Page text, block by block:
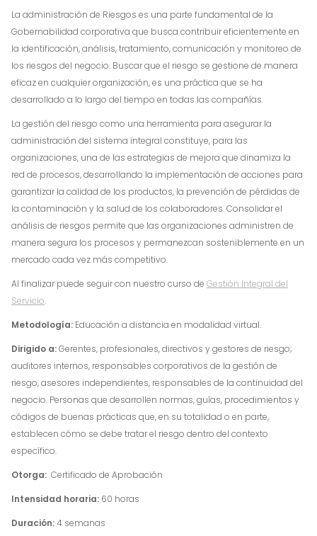
La administración de Riesgos es una parte fundamental de la
Gobernabilidad corporativa que busca contribuir eficientemente en
la identificación, análisis, tratamiento, comunicación y monitoreo de
los riesgos del negocio. Buscar que el riesgo se gestione de manera
eficaz en cualquier organización, es una práctica que se ha
desarrollado a lo largo del tiempo en todas las compañías.
La gestión del riesgo como una herramienta para asegurar la
administración del sistema integral constituye, para las
organizaciones, una de las estrategias de mejora que dinamiza la
red de procesos, desarrollando la implementación de acciones para
garantizar la calidad de los productos, la prevención de pérdidas de
la contaminación y la salud de los colaboradores. Consolidar el
análisis de riesgos permite que las organizaciones administren de
manera segura los procesos y permanezcan sosteniblemente en un
mercado cada vez más competitivo.
Al finalizar puede seguir con nuestro curso de Gestión Integral del
Servicio.
Metodología: Educación a distancia en modalidad virtual.
Dirigido a:Gerentes, profesionales, directivos y gestores de riesgo;
auditores internos, responsables corporativos de la gestión de
riesgo, asesores independientes, responsables de la continuidad del
negocio. Personas que desarrollen normas, guías, procedimientos y
códigos de buenas prácticas que, en su totalidad o en parte,
establecen cómo se debe tratar el riesgo dentro del contexto
específico.
Otorga: Certificado de Aprobación
Intensidad horaria: 60 horas
Duración:4 semanas